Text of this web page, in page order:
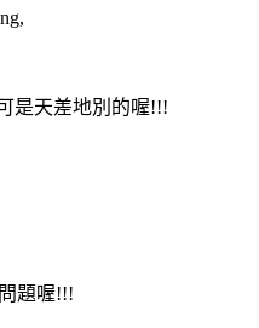
是天差地別的喔!!!
題喔!!!